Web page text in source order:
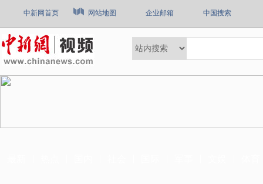
中新网首页 网站地图 企业邮箱 中国搜索